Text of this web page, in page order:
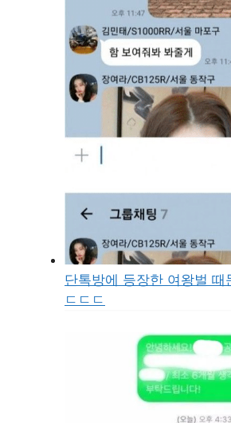
단톡방에 등장한 여왕벌 때
ㄷㄷㄷ